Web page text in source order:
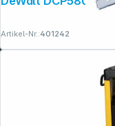
Artikel-Nr.:401242